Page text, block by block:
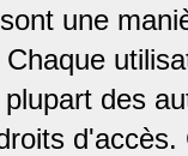
une
des